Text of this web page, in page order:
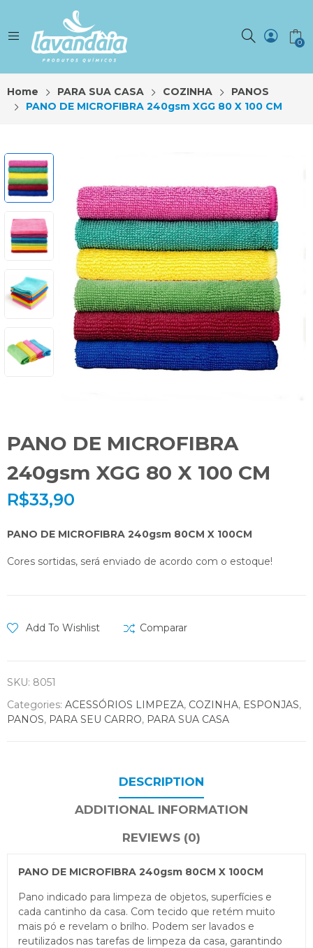
0
Home PARA SUA CASA COZINHA
PANOS
PANO DE MICROFIBRA 240gsm XGG 80 X 100 CM
PANO DE MICROFIBRA
240gsm XGG 80 X 100 CM
R$33,90
PANO DE MICROFIBRA 240gsm 80CM X 100CM
Cores sortidas, será enviado de acordo com o estoque!
Add To Wishlist Comparar
SKU: 8051
Categories: ACESSÓRIOS LIMPEZA, COZINHA, ESPONJAS,
PANOS, PARA SEU CARRO, PARA SUA CASA
DESCRIPTION
ADDITIONAL INFORMATION
REVIEWS (0)
PANO DE MICROFIBRA 240gsm 80CM X 100CM
Pano indicado para limpeza de objetos, superfícies e
cada cantinho da casa. Com tecido que retém muito
mais pó e revelam o brilho. Podem ser lavados e
reutilizados nas tarefas de limpeza da casa, garantindo